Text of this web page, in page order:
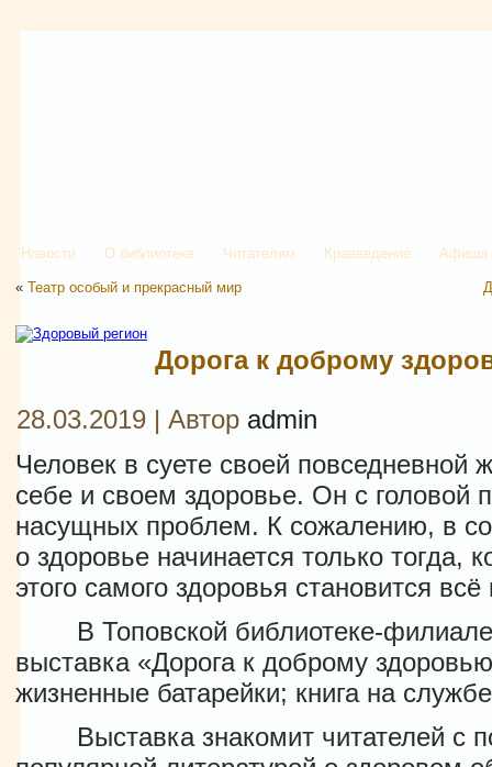
Новости О библиотеке Читателям Краеведение Афиша
« Театр особый и прекрасный мир
Дорога к доброму
28.03.2019 | Автор admin
Человек в суете своей повседневной
себе и своем здоровье. Он с головой
насущных проблем. К сожалению, в
о здоровье начинается только тогда,
этого самого здоровья становится
В Топовской библиотеке-филиале
выставка «Дорога к доброму
жизненные батарейки; книга на
Выставка знакомит читателей с